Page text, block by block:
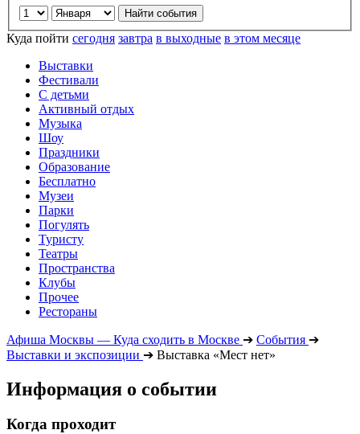
Куда пойти сегодня завтра в выходные в этом месяце
Выставки
Фестивали
С детьми
Активный отдых
Музыка
Шоу
Праздники
Образование
Бесплатно
Музеи
Парки
Погулять
Туристу
Театры
Пространства
Клубы
Прочее
Рестораны
Афиша Москвы — Куда сходить в Москве ➔ События ➔
Выставки и экспозиции ➔ Выставка «Мест нет»
Информация о событии
Когда проходит